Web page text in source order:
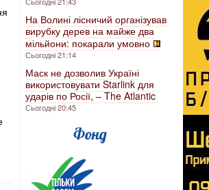
На Волині лісничий організував
вирубку дерев на майже два
мільйони: покарали умовно
Сьогодні 21:14
Маск не дозволив Україні
використовувати Starlink для
ударів по Росії, – The Atlantic
Сьогодні 20:45